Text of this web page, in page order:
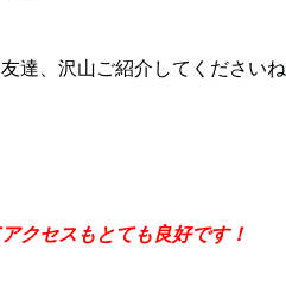
達、沢山ご紹介してくださいね
クセスもとても良好です！